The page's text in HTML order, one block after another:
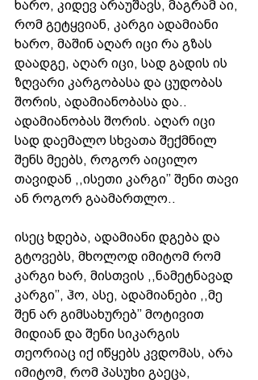
ხარო, კიდევ არაუშავს, მაგრამ აი,
რომ გეტყვიან, კარგი ადამიანი
ხარო, მაშინ აღარ იცი რა გზას
დაადგე, აღარ იცი, სად გადის ის
ზღვარი კარგობასა და ცუდობას
შორის, ადამიანობასა და..
ადამიანობას შორის. აღარ იცი
სად დაემალო სხვათა შექმნილ
შენს მეებს, როგორ აიცილო
თავიდან ,,ისეთი კარგი’’ შენი თავი
ან როგორ გაამართლო..
ისეც ხდება, ადამიანი დგება და
გტოვებს, მხოლოდ იმიტომ რომ
კარგი ხარ, მისთვის ,,ნამეტნავად
კარგი’’, ჰო, ასე, ადამიანები ,,მე
შენ არ გიმსახურებ’’ მოტივით
მიდიან და შენი სიკარგის
თეორიაც იქ იწყებს კვდომას, არა
იმიტომ, რომ პასუხი გაეცა,